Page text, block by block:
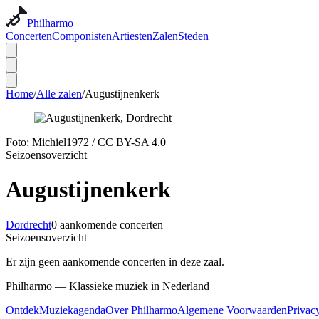
Philharmo
ConcertenComponistenArtiestenZalenSteden
Home/Alle zalen/Augustijnenkerk
Foto: Michiel1972 /CC BY-SA 4.0
Seizoensoverzicht
Augustijnenkerk
Dordrecht0 aankomende concerten
Seizoensoverzicht
Er zijn geen aankomende concerten in deze zaal.
Philharmo — Klassieke muziek in Nederland
OntdekMuziekagendaOver PhilharmoAlgemene Voorwaarden